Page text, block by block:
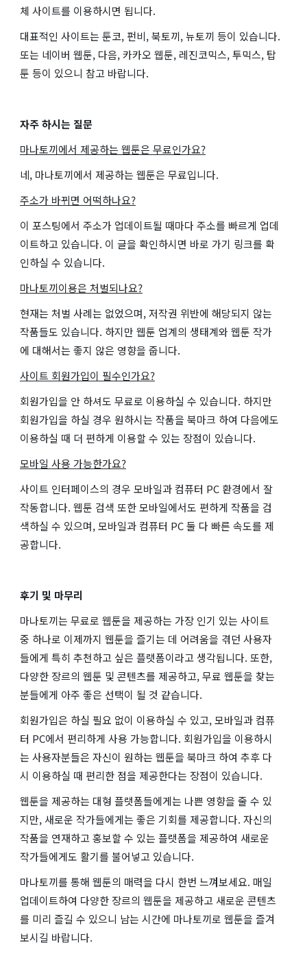
체 사이트를 이용하시면 됩니다.
대표적인 사이트는 툰코, 펀비, 북토끼, 뉴토끼 등이 있습니다.
또는 네이버 웹툰, 다음, 카카오 웹툰, 레진코믹스, 투믹스, 탑
툰 등이 있으니 참고 바랍니다.
자주 하시는 질문
마나토끼에서 제공하는 웹툰은 무료인가요?
네, 마나토끼에서 제공하는 웹툰은 무료입니다.
주소가 바뀌면 어떡하나요?
이 포스팅에서 주소가 업데이트될 때마다 주소를 빠르게 업데
이트하고 있습니다. 이 글을 확인하시면 바로 가기 링크를 확
인하실 수 있습니다.
마나토끼이용은 처벌되나요?
현재는 처벌 사례는 없었으며, 저작권 위반에 해당되지 않는
작품들도 있습니다. 하지만 웹툰 업계의 생태계와 웹툰 작가
에 대해서는 좋지 않은 영향을 줍니다.
사이트 회원가입이 필수인가요?
회원가입을 안 하셔도 무료로 이용하실 수 있습니다. 하지만
회원가입을 하실 경우 원하시는 작품을 북마크 하여 다음에도
이용하실 때 더 편하게 이용할 수 있는 장점이 있습니다.
모바일 사용 가능한가요?
사이트 인터페이스의 경우 모바일과 컴퓨터 PC 환경에서 잘
작동합니다. 웹툰 검색 또한 모바일에서도 편하게 작품을 검
색하실 수 있으며, 모바일과 컴퓨터 PC 둘 다 빠른 속도를 제
공합니다.
후기 및 마무리
마나토끼는 무료로 웹툰을 제공하는 가장 인기 있는 사이트
중 하나로 이제까지 웹툰을 즐기는 데 어려움을 겪던 사용자
들에게 특히 추천하고 싶은 플랫폼이라고 생각됩니다. 또한,
다양한 장르의 웹툰 및 콘텐츠를 제공하고, 무료 웹툰을 찾는
분들에게 아주 좋은 선택이 될 것 같습니다.
회원가입은 하실 필요 없이 이용하실 수 있고, 모바일과 컴퓨
터 PC에서 편리하게 사용 가능합니다. 회원가입을 이용하시
는 사용자분들은 자신이 원하는 웹툰을 북마크 하여 추후 다
시 이용하실 때 편리한 점을 제공한다는 장점이 있습니다.
웹툰을 제공하는 대형 플랫폼들에게는 나쁜 영향을 줄 수 있
지만, 새로운 작가들에게는 좋은 기회를 제공합니다. 자신의
작품을 연재하고 홍보할 수 있는 플랫폼을 제공하여 새로운
작가들에게도 활기를 불어넣고 있습니다.
마나토끼를 통해 웹툰의 매력을 다시 한번 느껴보세요. 매일
업데이트하여 다양한 장르의 웹툰을 제공하고 새로운 콘텐츠
를 미리 즐길 수 있으니 남는 시간에 마나토끼로 웹툰을 즐겨
보시길 바랍니다.